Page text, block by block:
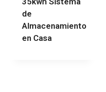
de
Almacenamiento
en Casa